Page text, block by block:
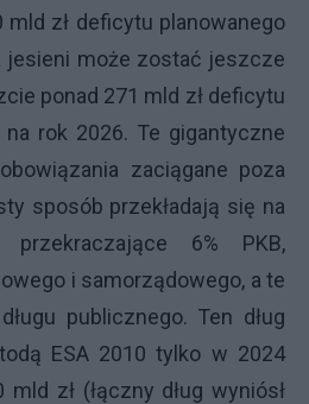
mld zł deficytu planowanego
jesieni może zostać jeszcze
ponad 271 mld zł deficytu
rok 2026. Te gigantyczne
zaciągane poza
sposób przekładają się na
przekraczające 6% PKB,
i samorządowego, a te
publicznego. Ten dług
ESA 2010 tylko w 2024
mld zł (łączny dług wyniósł